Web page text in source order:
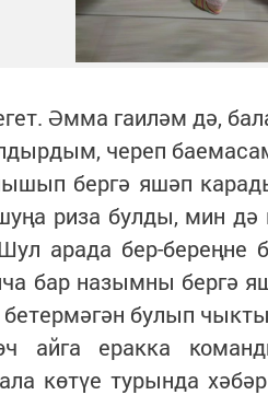
Әмма гаиләм дә,
череп
бергә яшәп
риза булды, мин
арада бер-береңне
бар назымны бергә
булып
айга еракка
көтүе турында